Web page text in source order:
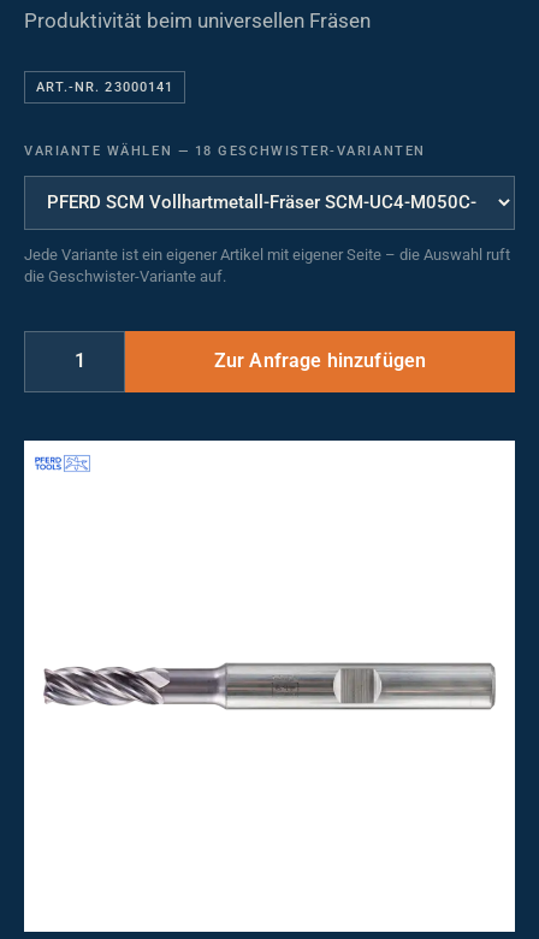
Produktivität beim universellen Fräsen
ART.-NR. 23000141
VARIANTE WÄHLEN — 18 GESCHWISTER-VARIANTEN
Jede Variante ist ein eigener Artikel mit eigener Seite – die Auswahl ruft
die Geschwister-Variante auf.